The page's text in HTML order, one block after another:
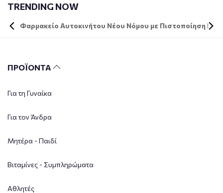
TRENDING NOW
Φαρμακείο Αυτοκινήτου Νέου Νόμου με Πιστοποίηση DIN
ΠΡΟΪΟΝΤΑ
Για τη Γυναίκα
Για τον Άνδρα
Μητέρα - Παιδί
Βιταμίνες - Συμπληρώματα
Αθλητές